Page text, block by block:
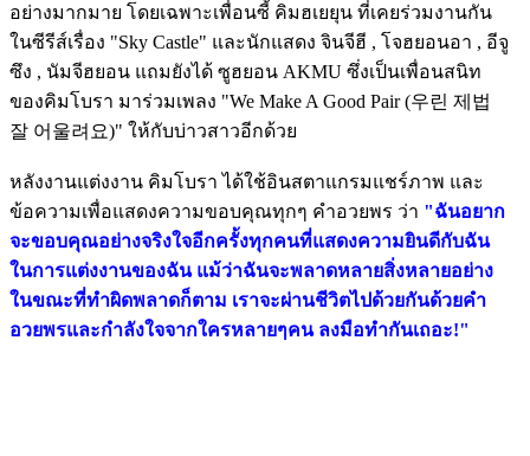
อย่างมากมาย โดยเฉพาะเพื่อนซี้ คิมฮเยยุน ที่เคยร่วมงานกัน
ในซีรีส์เรื่อง "Sky Castle" และนักแสดง จินจีฮี , โจฮยอนอา , อีจู
ซึง , นัมจีฮยอน แถมยังได้ ซูฮยอน AKMU ซึ่งเป็นเพื่อนสนิท
ของคิมโบรา มาร่วมเพลง "We Make A Good Pair (우린 제법
잘 어울려요)" ให้กับบ่าวสาวอีกด้วย
หลังงานแต่งงาน คิมโบรา ได้ใช้อินสตาแกรมแชร์ภาพ และ
ข้อความเพื่อแสดงความขอบคุณทุกๆ คำอวยพร ว่า "ฉันอยาก
จะขอบคุณอย่างจริงใจอีกครั้งทุกคนที่แสดงความยินดีกับฉัน
ในการแต่งงานของฉัน แม้ว่าฉันจะพลาดหลายสิ่งหลายอย่าง
ในขณะที่ทำผิดพลาดก็ตาม เราจะผ่านชีวิตไปด้วยกันด้วยคำ
อวยพรและกำลังใจจากใครหลายๆคน ลงมือทำกันเถอะ!"